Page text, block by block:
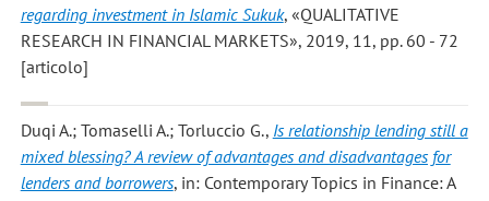
regarding investment in Islamic Sukuk, «QUALITATIVE
RESEARCH IN FINANCIAL MARKETS», 2019, 11, pp. 60 - 72
[articolo]
Duqi A.; Tomaselli A.; Torluccio G., Is relationship lending still a
mixed blessing? A review of advantages and disadvantages for
lenders and borrowers, in: Contemporary Topics in Finance: A